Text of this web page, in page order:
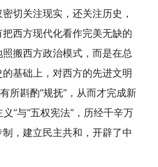
切关注现实，还关注历史，
西方现代化看作完美无缺的
搬西方政治模式，而是在总
基础上，对西方的先进文明
所斟酌“规抚”，从而才完成新
”与“五权宪法”，历经千辛万
，建立民主共和，开辟了中